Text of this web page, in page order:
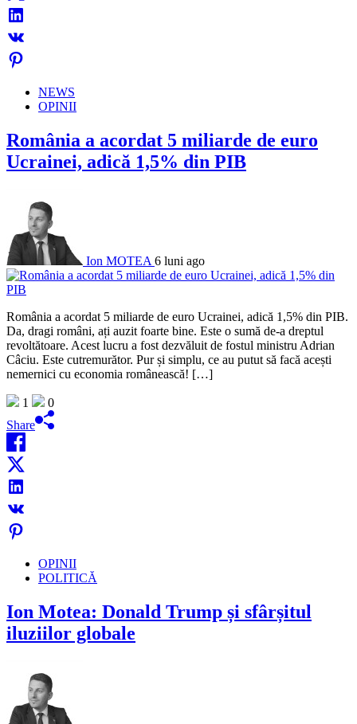
NEWS
OPINII
România a acordat 5 miliarde de euro
Ucrainei, adică 1,5% din PIB
Ion MOTEA 6 luni ago
România a acordat 5 miliarde de euro Ucrainei, adică 1,5% din PIB.
Da, dragi români, ați auzit foarte bine. Este o sumă de-a dreptul
revoltătoare. Acest lucru a fost dezvăluit de fostul ministru Adrian
Câciu. Este cutremurător. Pur și simplu, ce au putut să facă acești
nemernici cu economia românească! […]
1
0
Share
OPINII
POLITICĂ
Ion Motea: Donald Trump și sfârșitul
iluziilor globale